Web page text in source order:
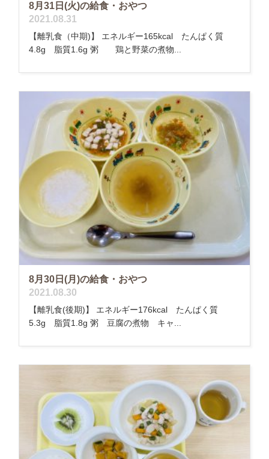
8月31日(火)の給食・おやつ
2021.08.31
【離乳食（中期)】 エネルギー165kcal たんぱく質
4.8g 脂質1.6g 粥 鶏と野菜の煮物...
8月30日(月)の給食・おやつ
2021.08.30
【離乳食(後期)】 エネルギー176kcal たんぱく質
5.3g 脂質1.8g 粥 豆腐の煮物 キャ...